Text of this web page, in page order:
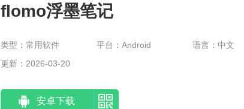
类型：常用软件 平台：Android 语言：中文
更新：2026-03-20
安卓下载
flomo浮墨笔记